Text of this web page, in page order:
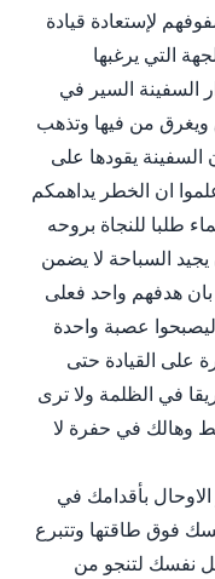
لإستعادة قيادة
التي يرغبها
السفينة السير في
ويغرق من فيها وتذهب
السفينة يقودها على
ان الخطر يداهمكم
طلبا للنجاة بروحه
السباحة لا يضمن
هدفهم واحد فعلى
ليصبحوا عصبة واحدة
على القيادة حتى
في الظلمة ولا ترى
وهالك في حفرة لا
بأقدامك في
فوق طاقتها وتتبرع
نفسك لتنجو من